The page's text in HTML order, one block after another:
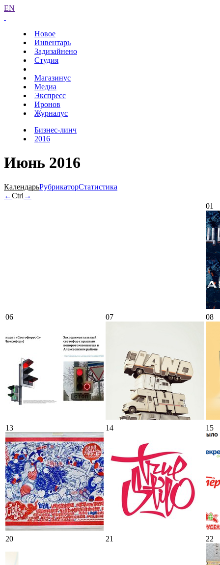
EN
Новое
Инвентарь
Задизайнено
Студия
Магазинус
Медиа
Экспресс
Иронов
Журналус
Бизнес-линч
2016
Июнь 2016
КалендарьРубрикаторСтатистика
←Ctrl →
01
06 07 08
13 14 15
20 21 22